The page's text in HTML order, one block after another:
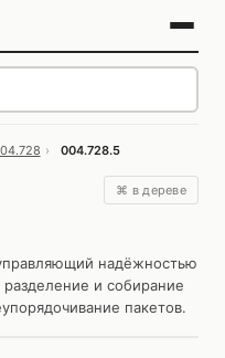
› 004.728.5
⌘ в дереве
надёжностью
и собирание
пакетов.